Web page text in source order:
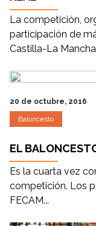
La competición,
participación de
Castilla-La Mancha
20 de octubre, 2016
Baloncesto
EL
Es la cuarta vez
competición. Los
FECAM...